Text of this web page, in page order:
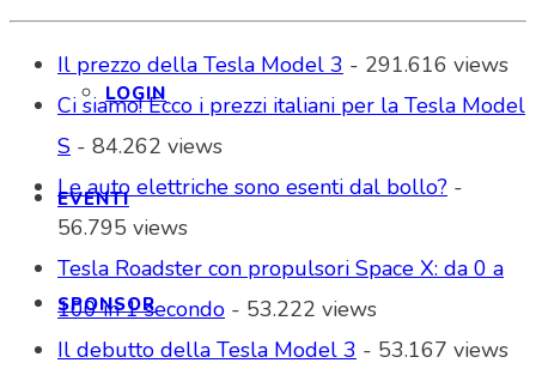
LOGIN
EVENTI
SPONSOR
Il prezzo della Tesla Model 3 - 291.616 views
Ci siamo! Ecco i prezzi italiani per la Tesla Model
S - 84.262 views
Le auto elettriche sono esenti dal bollo? -
56.795 views
Tesla Roadster con propulsori Space X: da 0 a
100 in 1 secondo - 53.222 views
Il debutto della Tesla Model 3 - 53.167 views